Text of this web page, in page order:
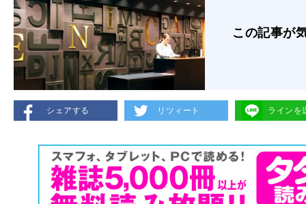
この記事が
シェアする リツィート ラインを